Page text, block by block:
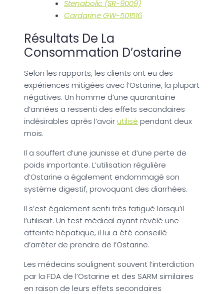
Stenabolic (SR-9009)
Cardarine GW-501516
Résultats De La
Consommation D’ostarine
Selon les rapports, les clients ont eu des
expériences mitigées avec l’Ostarine, la plupart
négatives. Un homme d’une quarantaine
d’années a ressenti des effets secondaires
indésirables après l’avoirutilisé pendant deux
mois.
Il a souffert d’une jaunisse et d’une perte de
poids importante. L’utilisation régulière
d’Ostarine a également endommagé son
système digestif, provoquant des diarrhées.
Il s’est également senti très fatigué lorsqu’il
l’utilisait. Un test médical ayant révélé une
atteinte hépatique, il lui a été conseillé
d’arrêter de prendre de l’Ostarine.
Les médecins soulignent souvent l’interdiction
par la FDA de l’Ostarine et des SARM similaires
en raison de leurs effets secondaires